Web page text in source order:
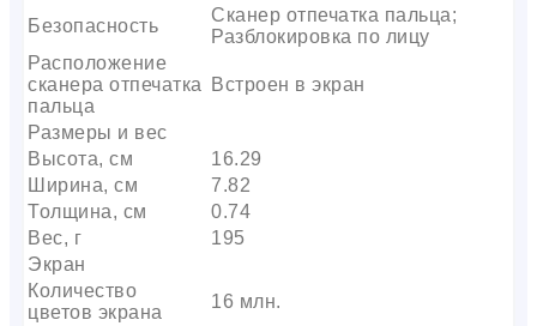
Безопасность
Сканер отпечатка пальца;
Разблокировка по лицу
Расположение
сканера отпечатка
пальца
Встроен в экран
Размеры и вес
Высота, см
16.29
Ширина, см
7.82
Толщина, см
0.74
Вес, г
195
Экран
Количество
цветов экрана
16 млн.